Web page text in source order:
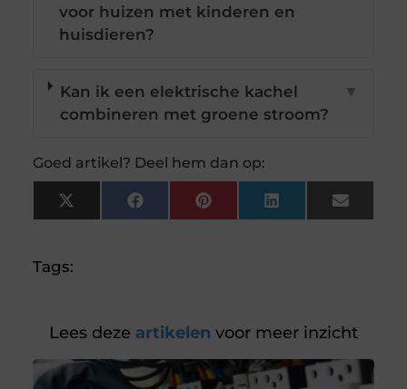
voor huizen met kinderen en
huisdieren?
Kan ik een elektrische kachel
combineren met groene stroom?
▼
Goed artikel? Deel hem dan op:
X
(Twitter)
FacebookPinterestLinkedInEmail
Tags:
Lees deze artikelen voor meer inzicht